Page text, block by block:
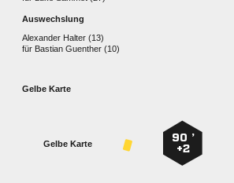
Auswechslung
  
für   
Gelbe Karte
90 ’
+2
Gelbe Karte